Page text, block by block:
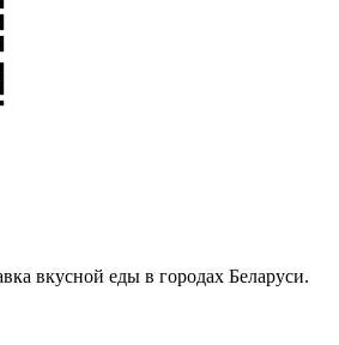
вкусной еды в городах Беларуси.